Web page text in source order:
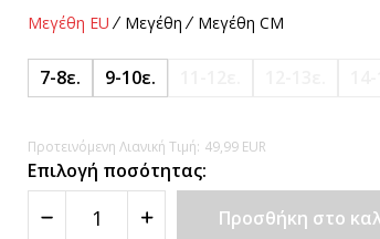
Μεγέθη EU Μεγέθη Μεγέθη CM
7-8ε. 9-10ε.
Προτεινόμενη Λιανική Τιμή: 49,99 EUR
Επιλογή ποσότητας:
Προσθήκη στο